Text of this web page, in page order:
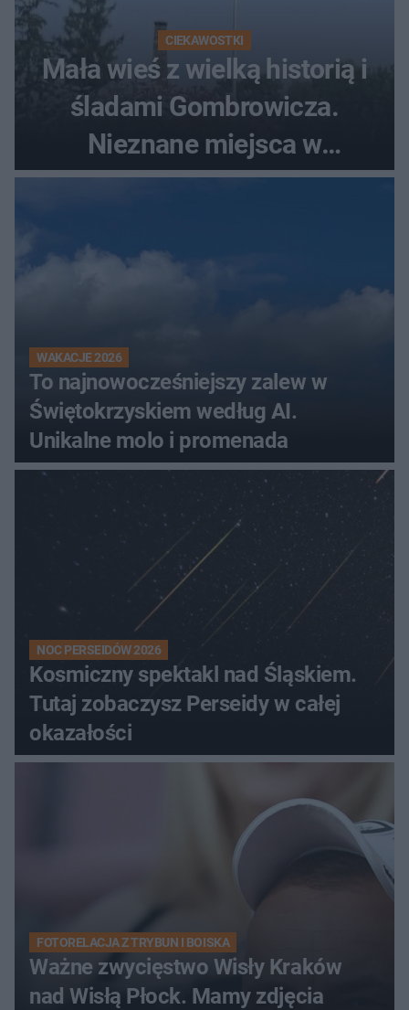
CIEKAWOSTKI
Mała wieś z wielką historią i
śladami Gombrowicza.
Nieznane miejsca w
Świętokrzyskiem
WAKACJE 2026
To najnowocześniejszy zalew w
Świętokrzyskiem według AI.
Unikalne molo i promenada
NOC PERSEIDÓW 2026
Kosmiczny spektakl nad Śląskiem.
Tutaj zobaczysz Perseidy w całej
okazałości
FOTORELACJA Z TRYBUN I BOISKA
Ważne zwycięstwo Wisły Kraków
nad Wisłą Płock. Mamy zdjęcia